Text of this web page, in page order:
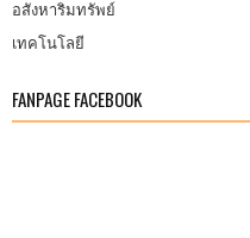
อสังหาริมทรัพย์
เทคโนโลยี
FANPAGE FACEBOOK